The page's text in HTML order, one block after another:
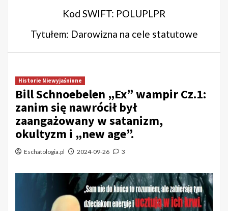
Kod SWIFT: POLUPLPR
Tytułem: Darowizna na cele statutowe
Historie Niewyjaśnione
Bill Schnoebelen „Ex” wampir Cz.1:
zanim się nawrócił był
zaangażowany w satanizm,
okultyzm i „new age”.
Eschatologia.pl 2024-09-26 3